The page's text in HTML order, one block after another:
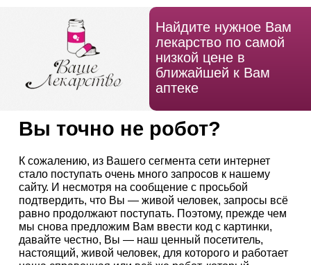
Найдите нужное Вам
лекарство по самой
низкой цене в
ближайшей к Вам
аптеке
Вы точно не робот?
К сожалению, из Вашего сегмента сети интернет
стало поступать очень много запросов к нашему
сайту. И несмотря на сообщение с просьбой
подтвердить, что Вы — живой человек, запросы всё
равно продолжают поступать. Поэтому, прежде чем
мы снова предложим Вам ввести код с картинки,
давайте честно, Вы — наш ценный посетитель,
настоящий, живой человек, для которого и работает